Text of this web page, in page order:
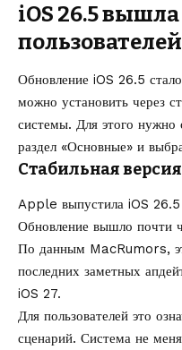
iOS 26.5 вышла
Обновление iOS 26.5
можно установить через
системы. Для этого нужно
раздел «Основные» и
Стабильная
Apple выпустила iOS
Обновление вышло почти
По данным MacRumors,
последних заметных
iOS 27.
Для пользователей это
сценарий. Система не